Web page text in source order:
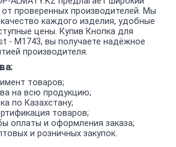
проверенных производителей. Мы
каждого изделия, удобные
цены. Купив Кнопка для
- M1743, вы получаете надёжное
производителя.
товаров;
на всю продукцию;
по Казахстану;
товаров;
оплаты и оформления заказа;
и розничных закупок.